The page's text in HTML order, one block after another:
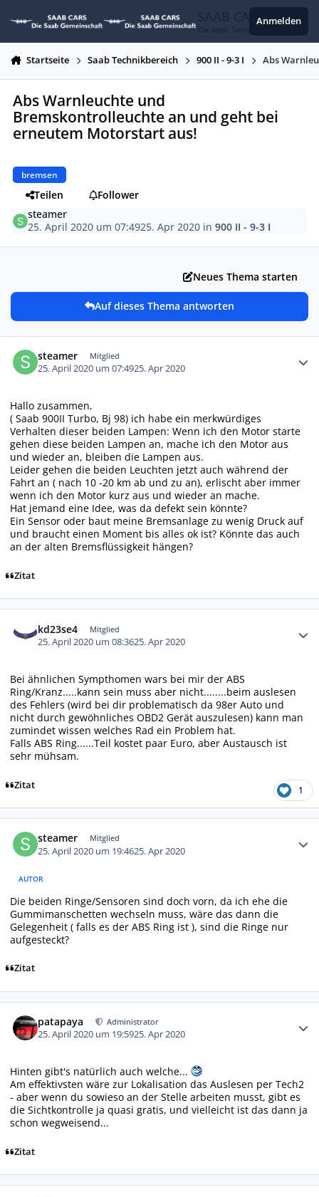
SAAB CARS
Die Saab Gemeinschaft
Anmelden
Startseite Saab Technikbereich 900 II - 9-3 I Abs
Abs Warnleuchte und
Bremskontrolleuchte an und geht bei
erneutem Motorstart aus!
bremsen
Teilen
Follower
steamer
25. April 2020 um 07:4925. Apr 2020 in900 II - 9-3 I
Neues Thema starten
Auf dieses Thema antworten
steamer Mitglied
25. April 2020 um 07:4925. Apr 2020
Hallo zusammen,
( Saab 900II Turbo, Bj 98) ich habe ein merkwürdiges
Verhalten dieser beiden Lampen: Wenn ich den Motor starte
gehen diese beiden Lampen an, mache ich den Motor aus
und wieder an, bleiben die Lampen aus.
Leider gehen die beiden Leuchten jetzt auch während der
Fahrt an ( nach 10 -20 km ab und zu an), erlischt aber immer
wenn ich den Motor kurz aus und wieder an mache.
Hat jemand eine Idee, was da defekt sein könnte?
Ein Sensor oder baut meine Bremsanlage zu wenig Druck auf
und braucht einen Moment bis alles ok ist? Könnte das auch
an der alten Bremsflüssigkeit hängen?
Zitat
kd23se4 Mitglied
25. April 2020 um 08:3625. Apr 2020
Bei ähnlichen Sympthomen wars bei mir der ABS
Ring/Kranz.....kann sein muss aber nicht........beim auslesen
des Fehlers (wird bei dir problematisch da 98er Auto und
nicht durch gewöhnliches OBD2 Gerät auszulesen) kann man
zumindet wissen welches Rad ein Problem hat.
Falls ABS Ring......Teil kostet paar Euro, aber Austausch ist
sehr mühsam.
Zitat 1
steamer Mitglied
25. April 2020 um 19:4625. Apr 2020
AUTOR
Die beiden Ringe/Sensoren sind doch vorn, da ich ehe die
Gummimanschetten wechseln muss, wäre das dann die
Gelegenheit ( falls es der ABS Ring ist ), sind die Ringe nur
aufgesteckt?
Zitat
patapaya Administrator
25. April 2020 um 19:5925. Apr 2020
Hinten gibt's natürlich auch welche...
Am effektivsten wäre zur Lokalisation das Auslesen per Tech2
- aber wenn du sowieso an der Stelle arbeiten musst, gibt es
die Sichtkontrolle ja quasi gratis, und vielleicht ist das dann ja
schon wegweisend...
Zitat